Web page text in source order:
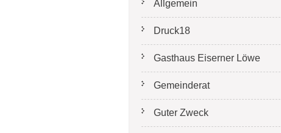
Allgemein
Druck18
Gasthaus Eiserner Löwe
Gemeinderat
Guter Zweck